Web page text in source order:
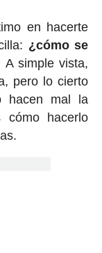
en hacerte
¿cómo se
A simple vista,
pero lo cierto
hacen mal la
cómo hacerlo